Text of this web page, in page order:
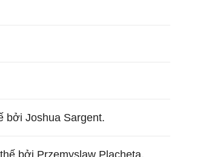
bởi Joshua Sargent.
bởi Przemyslaw Placheta.